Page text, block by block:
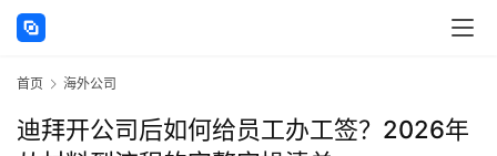
首页 海外公司
迪拜开公司后如何给员工办工签？2026年